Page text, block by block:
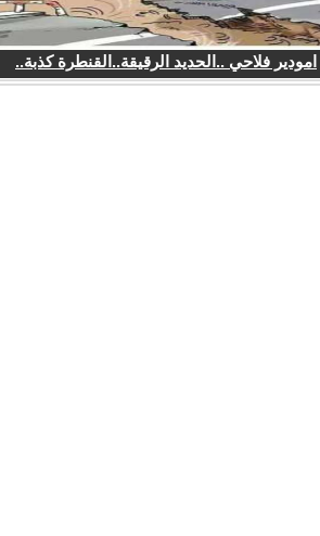
امودير فلاحي ..الحديد الرقيقة..القنطرة كذبة..